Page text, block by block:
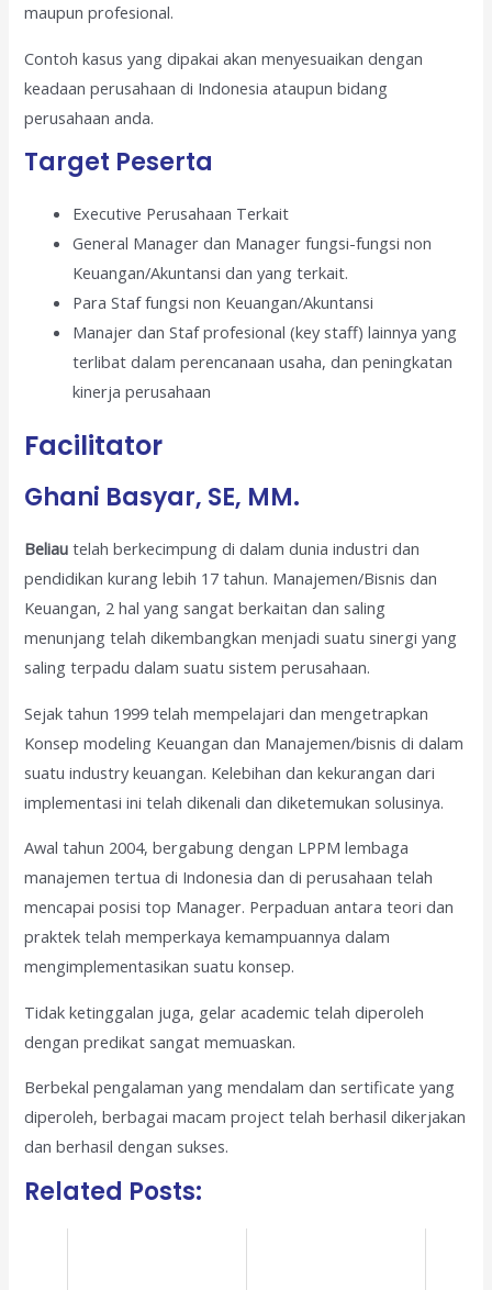
maupun profesional.
Contoh kasus yang dipakai akan menyesuaikan dengan
keadaan perusahaan di Indonesia ataupun bidang
perusahaan anda.
Target Peserta
Executive Perusahaan Terkait
General Manager dan Manager fungsi-fungsi non
Keuangan/Akuntansi dan yang terkait.
Para Staf fungsi non Keuangan/Akuntansi
Manajer dan Staf profesional (key staff) lainnya yang
terlibat dalam perencanaan usaha, dan peningkatan
kinerja perusahaan
Facilitator
Ghani Basyar, SE, MM.
Beliautelah berkecimpung di dalam dunia industri dan
pendidikan kurang lebih 17 tahun. Manajemen/Bisnis dan
Keuangan, 2 hal yang sangat berkaitan dan saling
menunjang telah dikembangkan menjadi suatu sinergi yang
saling terpadu dalam suatu sistem perusahaan.
Sejak tahun 1999 telah mempelajari dan mengetrapkan
Konsep modeling Keuangan dan Manajemen/bisnis di dalam
suatu industry keuangan. Kelebihan dan kekurangan dari
implementasi ini telah dikenali dan diketemukan solusinya.
Awal tahun 2004, bergabung dengan LPPM lembaga
manajemen tertua di Indonesia dan di perusahaan telah
mencapai posisi top Manager. Perpaduan antara teori dan
praktek telah memperkaya kemampuannya dalam
mengimplementasikan suatu konsep.
Tidak ketinggalan juga, gelar academic telah diperoleh
dengan predikat sangat memuaskan.
Berbekal pengalaman yang mendalam dan sertificate yang
diperoleh, berbagai macam project telah berhasil dikerjakan
dan berhasil dengan sukses.
Related Posts: